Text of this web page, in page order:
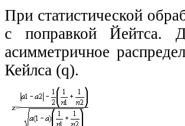
При статистической
с поправкой Йейтса.
асимметричное
Кейлса (q).